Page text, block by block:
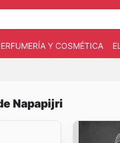
Y COSMÉTICA
Napapijri